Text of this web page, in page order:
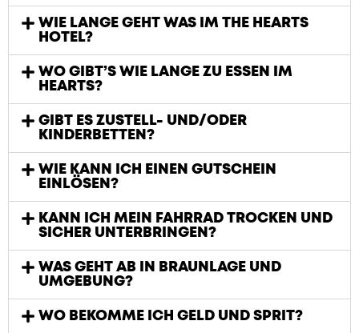
WIE LANGE GEHT WAS IM THE HEARTS
HOTEL?
WO GIBT’S WIE LANGE ZU ESSEN IM
HEARTS?
GIBT ES ZUSTELL- UND/ODER
KINDERBETTEN?
WIE KANN ICH EINEN GUTSCHEIN
EINLÖSEN?
KANN ICH MEIN FAHRRAD TROCKEN UND
SICHER UNTERBRINGEN?
WAS GEHT AB IN BRAUNLAGE UND
UMGEBUNG?
WO BEKOMME ICH GELD UND SPRIT?